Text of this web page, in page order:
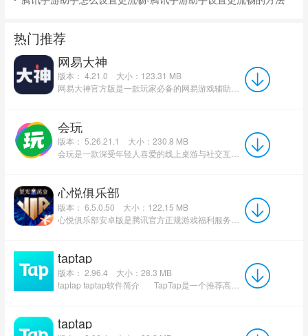
热门推荐
网易大神
版本： 4.21.0
大小：123.31 MB
会玩
版本： 5.26.21.1
大小：230.8 MB
会玩是一款深受年轻人喜爱的线上桌游与社交互动娱乐平台，集合狼人杀、谁是卧底、你画我猜、剧本杀等数十款...
心悦俱乐部
版本： 6.5.0.50
大小：122.15 MB
taptap
版本： 2.96.4
大小：28.3 MB
taptap